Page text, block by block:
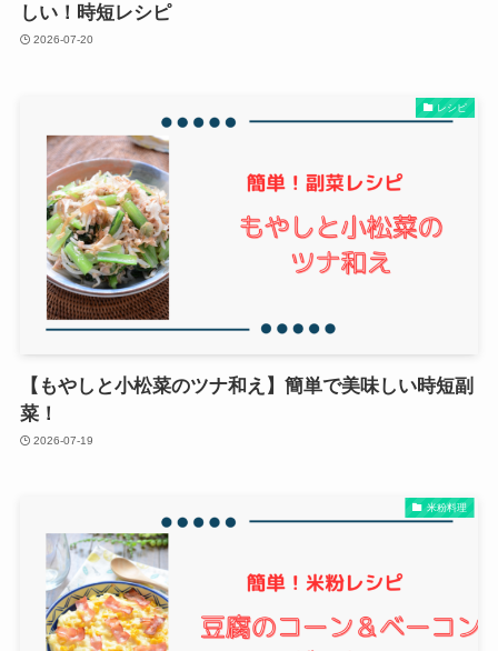
しい！時短レシピ
2026-07-20
レシピ
【もやしと小松菜のツナ和え】簡単で美味しい時短副
菜！
2026-07-19
米粉料理